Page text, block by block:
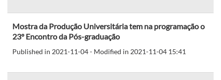
Mostra da Produção Universitária tem na programação o
23º Encontro da Pós-graduação
Published in 2021-11-04 - Modified in 2021-11-04 15:41